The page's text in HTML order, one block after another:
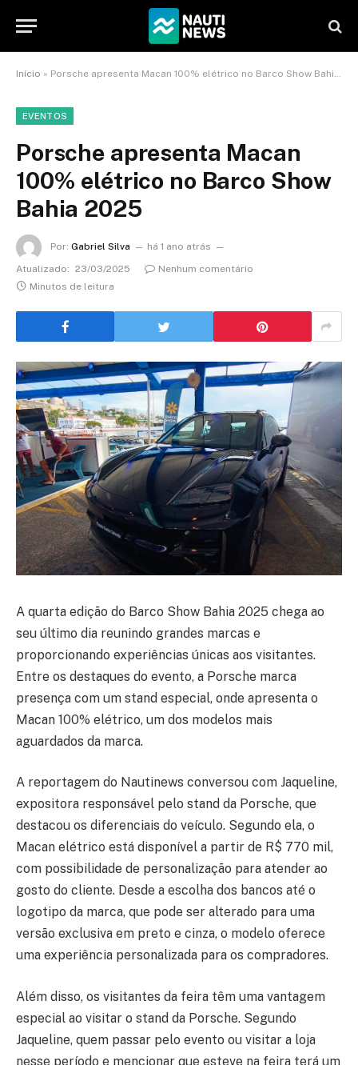
Início » Porsche apresenta Macan 100% elétrico no Barco Show Bahia 2025
EVENTOS
Porsche apresenta Macan
100% elétrico no Barco Show
Bahia 2025
Por: Gabriel Silva
há 1 ano atrás
Atualizado: 23/03/2025
Nenhum comentário
Minutos de leitura
A quarta edição do Barco Show Bahia 2025 chega ao
seu último dia reunindo grandes marcas e
proporcionando experiências únicas aos visitantes.
Entre os destaques do evento, a Porsche marca
presença com um stand especial, onde apresenta o
Macan 100% elétrico, um dos modelos mais
aguardados da marca.
A reportagem do Nautinews conversou com Jaqueline,
expositora responsável pelo stand da Porsche, que
destacou os diferenciais do veículo. Segundo ela, o
Macan elétrico está disponível a partir de R$ 770 mil,
com possibilidade de personalização para atender ao
gosto do cliente. Desde a escolha dos bancos até o
logotipo da marca, que pode ser alterado para uma
versão exclusiva em preto e cinza, o modelo oferece
uma experiência personalizada para os compradores.
Além disso, os visitantes da feira têm uma vantagem
especial ao visitar o stand da Porsche. Segundo
Jaqueline, quem passar pelo evento ou visitar a loja
nesse período e mencionar que esteve na feira terá um